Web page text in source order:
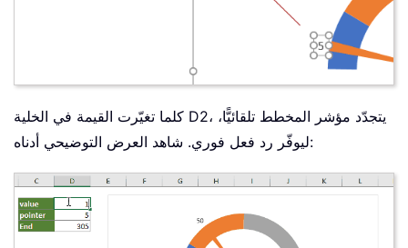
كلما تغيّرت القيمة في الخلية D2، يتجدّد مؤشر المخطط تلقائيًّا،
ليوفّر رد فعل فوري. شاهد العرض التوضيحي أدناه: